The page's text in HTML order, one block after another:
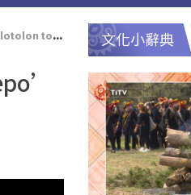
kalolisin】 文化小辭典